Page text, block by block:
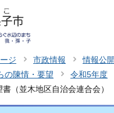
ジ 市政情報
情報公
の陳情・要望
令和5年度
（並木地区自治会連合会）